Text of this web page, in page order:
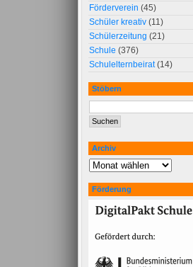
Förderverein (45)
Schüler kreativ (11)
Schülerzeitung (21)
Schule (376)
Schulelternbeirat(14)
Stöbern
Archiv
Förderung